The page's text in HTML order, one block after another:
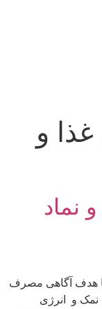
و
نماد
هدف آگاهی مصرف
نمک و انرژی